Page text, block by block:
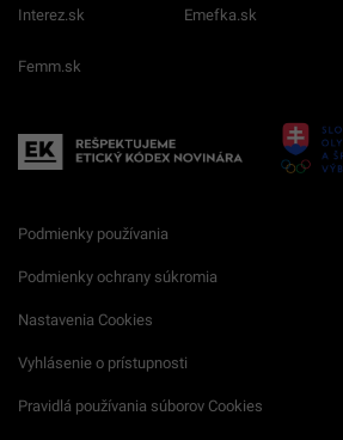
Interez.sk Emefka.sk
Femm.sk
Podmienky používania
Podmienky ochrany súkromia
Nastavenia Cookies
Vyhlásenie o prístupnosti
Pravidlá používania súborov Cookies